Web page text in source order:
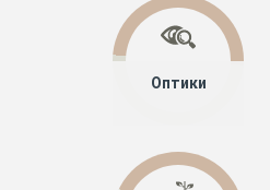
Оптики